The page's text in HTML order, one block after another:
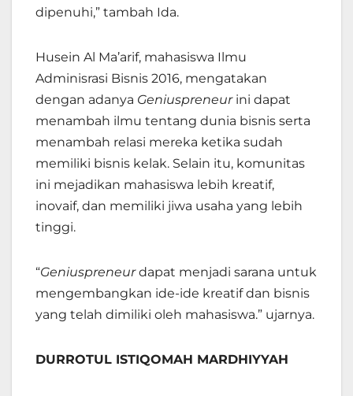
dipenuhi,” tambah Ida.
Husein Al Ma’arif, mahasiswa Ilmu
Adminisrasi Bisnis 2016, mengatakan
dengan adanya Geniuspreneurini dapat
menambah ilmu tentang dunia bisnis serta
menambah relasi mereka ketika sudah
memiliki bisnis kelak. Selain itu, komunitas
ini mejadikan mahasiswa lebih kreatif,
inovaif, dan memiliki jiwa usaha yang lebih
tinggi.
“Geniuspreneurdapat menjadi sarana untuk
mengembangkan ide-ide kreatif dan bisnis
yang telah dimiliki oleh mahasiswa.” ujarnya.
DURROTUL ISTIQOMAH MARDHIYYAH